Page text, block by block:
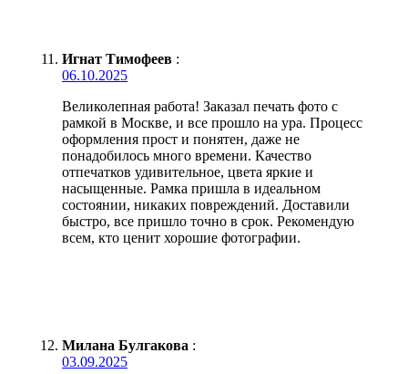
Игнат Тимофеев :
06.10.2025
Великолепная работа! Заказал печать фото с
рамкой в Москве, и все прошло на ура. Процесс
оформления прост и понятен, даже не
понадобилось много времени. Качество
отпечатков удивительное, цвета яркие и
насыщенные. Рамка пришла в идеальном
состоянии, никаких повреждений. Доставили
быстро, все пришло точно в срок. Рекомендую
всем, кто ценит хорошие фотографии.
Милана Булгакова :
03.09.2025